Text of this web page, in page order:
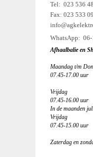
Tel: 023 536
Fax: 023 533
WhatsApp:
Afhaalbalie en
Maandag t/m
07.45-17.00 uur
Vrijdag
07.45-16.00 uur
In de maanden
Vrijdag
07.45-15.00 uur
Zaterdag en